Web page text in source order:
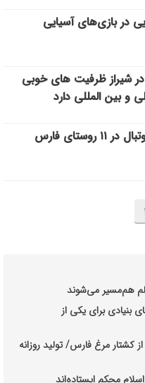
در بازی‌های آسیایی
شیراز ظرفیت های خوبی
و بین المللی دارد
فارس
هم‌مسیر می‌شوند
بنیادی برای یکی از
با سهم ۵۰ درصدی از کشتار مرغ فارس/ تولید روزانه
محکم ایستاده‌اند